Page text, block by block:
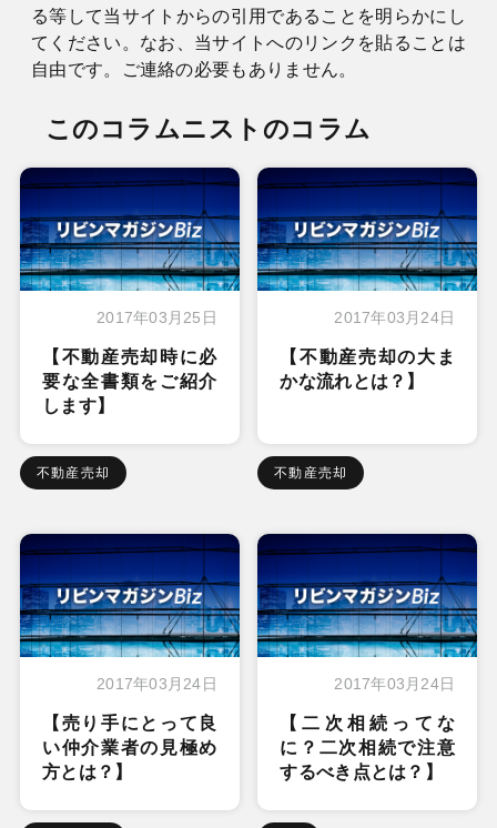
る等して当サイトからの引用であることを明らかにし
てください。なお、当サイトへのリンクを貼ることは
自由です。ご連絡の必要もありません。
このコラムニストのコラム
2017年03月25日
【不動産売却時に必
要な全書類をご紹介
します】
不動産売却
2017年03月24日
【不動産売却の大ま
かな流れとは？】
不動産売却
2017年03月24日
【売り手にとって良
い仲介業者の見極め
方とは？】
2017年03月24日
【二次相続ってな
に？二次相続で注意
するべき点とは？】